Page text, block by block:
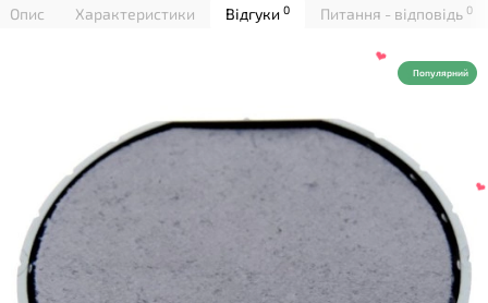
Опис Характеристики Відгуки 0 Питання - відповідь 0
Популярний
❤